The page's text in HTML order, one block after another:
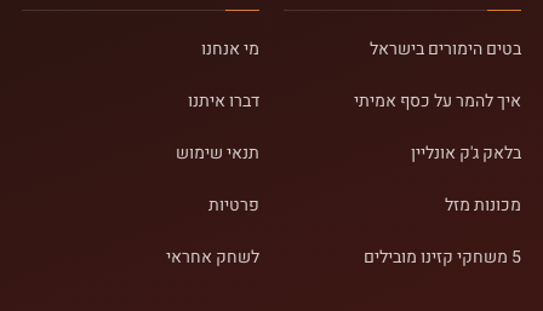
בטים הימורים בישראל
איך להמר על כסף אמיתי
בלאק ג'ק אונליין
מכונות מזל
5 משחקי קזינו מובילים
מי אנחנו
דברו איתנו
תנאי שימוש
פרטיות
לשחק אחראי